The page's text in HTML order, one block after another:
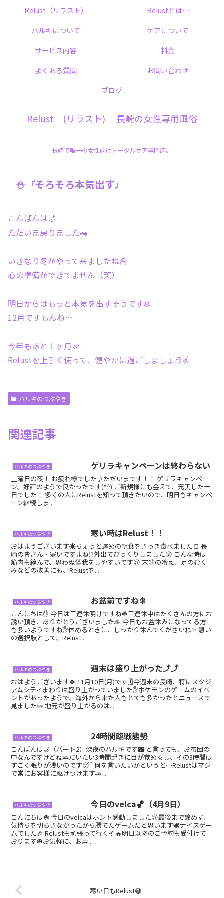
Relust (リラスト) 長崎の女性専用風俗
長崎で唯一の女性向けトータルケア専門店。
Relust（リラスト）
Relustとは…
ハルキについて
ケアについて
サービス内容
料金
よくある質問
お問い合わせ
ブログ
⛄『そろそろ本気出す』
こんばんは🌙
ただいま戻りました🚗
いきなり冬がやって来ましたね☃️
心の準備ができてません（笑）
明日からはもっと本気を出すそうです❄️
12月ですもんね…
今年もあと１ヶ月🎉
Relustを上手く使って、健やかに過ごしましょう✌️
ハルキのつぶやき
関連記事
ハルキのつぶやき ゲリラキャンペーンは終わらない
土曜日の夜！ お疲れ様でした♪ただいまです！！ ゲリラキャンペー
ン、好評のようで良かったです(^^) ご新規様にも会えて、充実した一
日でした！ 多くの人にRelustを知って頂きたいので、明日もキャンペ
ーン継続しま...
ハルキのつぶやき 寒い時はRelust！！
おはようございます☀ちょっと遅めの朝食をさっき食べました🍞 長
崎の皆さん…寒いですよね⁉️外出てびっくりしました😲 こんな時は
筋肉も縮んで、思わぬ怪我をしやすいです😢 末端の冷え、足のむく
みなどの改善にも、Relustを...
ハルキのつぶやき お盆前ですね🎇
こんにちは✋ 今日は三連休明けですね☘️三連休中はたくさんの方にお
誘い頂き、ありがとうございました🙏 今日もお盆休みになってる方
も多いようですね✋休めるときに、しっかり休んでくださいね✨ 憩い
の選択肢として、Relust...
ハルキのつぶやき 週末は盛り上がった⤴︎⤴︎
おはようございます🍀 11月10日(月)です🗓今週末の長崎、特にスタジ
アムシティまわりは盛り上がっていました✋ポケモンのゲームのイベ
ントがあったようで、海外から来た人もとても多かったとニュースで
見ました👀 地元が盛り上がるのは...
ハルキのつぶやき 24時間臨戦態勢
こんばんは🌙（パート2）深夜のハルキです🌃 と言っても、お布団の
中なんですけどね🛌だいたい3時間起きに目が覚めるし、その3時間は
すごく眠りが浅いのです😴 何を言いたいかというと…Relustはマジ
で常にお客様に駆けつけます🚗 ...
ハルキのつぶやき 今日のvelca🏀（4月9日）
こんにちは☘️ 今日のvelcaはホント感動しました😢最後まで諦めず、
気持ちを切らさなかったから勝てたゲームだと思います🕊ナイスゲー
ムでした🎉 Relustも頑張って行くぞ🔥明日以降のご予約も受付けて
おります☘️お気軽に、お声...
寒い日もRelust😷